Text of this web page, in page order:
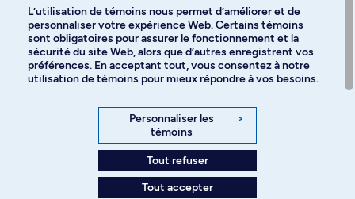
Langues
Facebook Instagram
YouTube
L’utilisation de témoins nous permet d’améliorer et de
personnaliser votre expérience Web. Certains témoins
sont obligatoires pour assurer le fonctionnement et la
sécurité du site Web, alors que d’autres enregistrent vos
préférences. En acceptant tout, vous consentez à notre
utilisation de témoins pour mieux répondre à vos besoins.
Personnaliser les
témoins
>
Tout refuser
Tout accepter